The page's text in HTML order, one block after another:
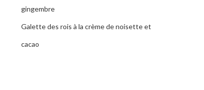
gingembre
Galette des rois à la crème de noisette et
cacao